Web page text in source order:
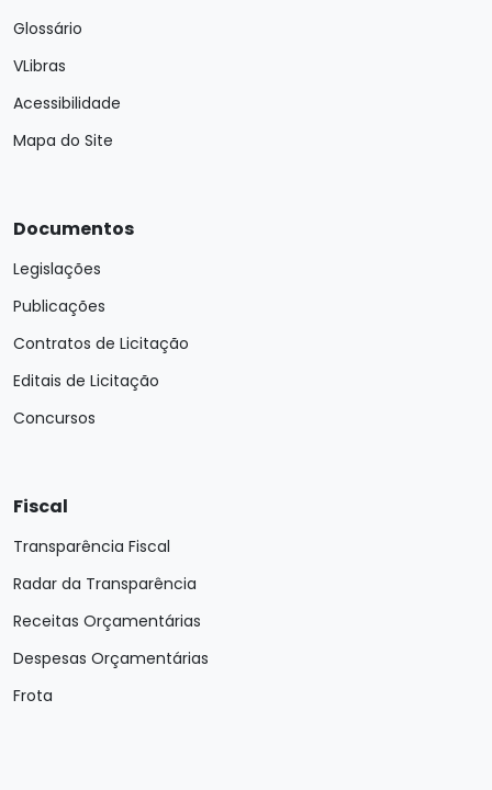
Glossário
VLibras
Acessibilidade
Mapa do Site
Documentos
Legislações
Publicações
Contratos de Licitação
Editais de Licitação
Concursos
Fiscal
Transparência Fiscal
Radar da Transparência
Receitas Orçamentárias
Despesas Orçamentárias
Frota